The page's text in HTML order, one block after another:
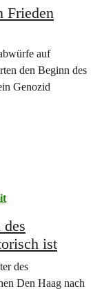
Frieden
auf
den Beginn des
Genozid
ist
des
Den Haag nach